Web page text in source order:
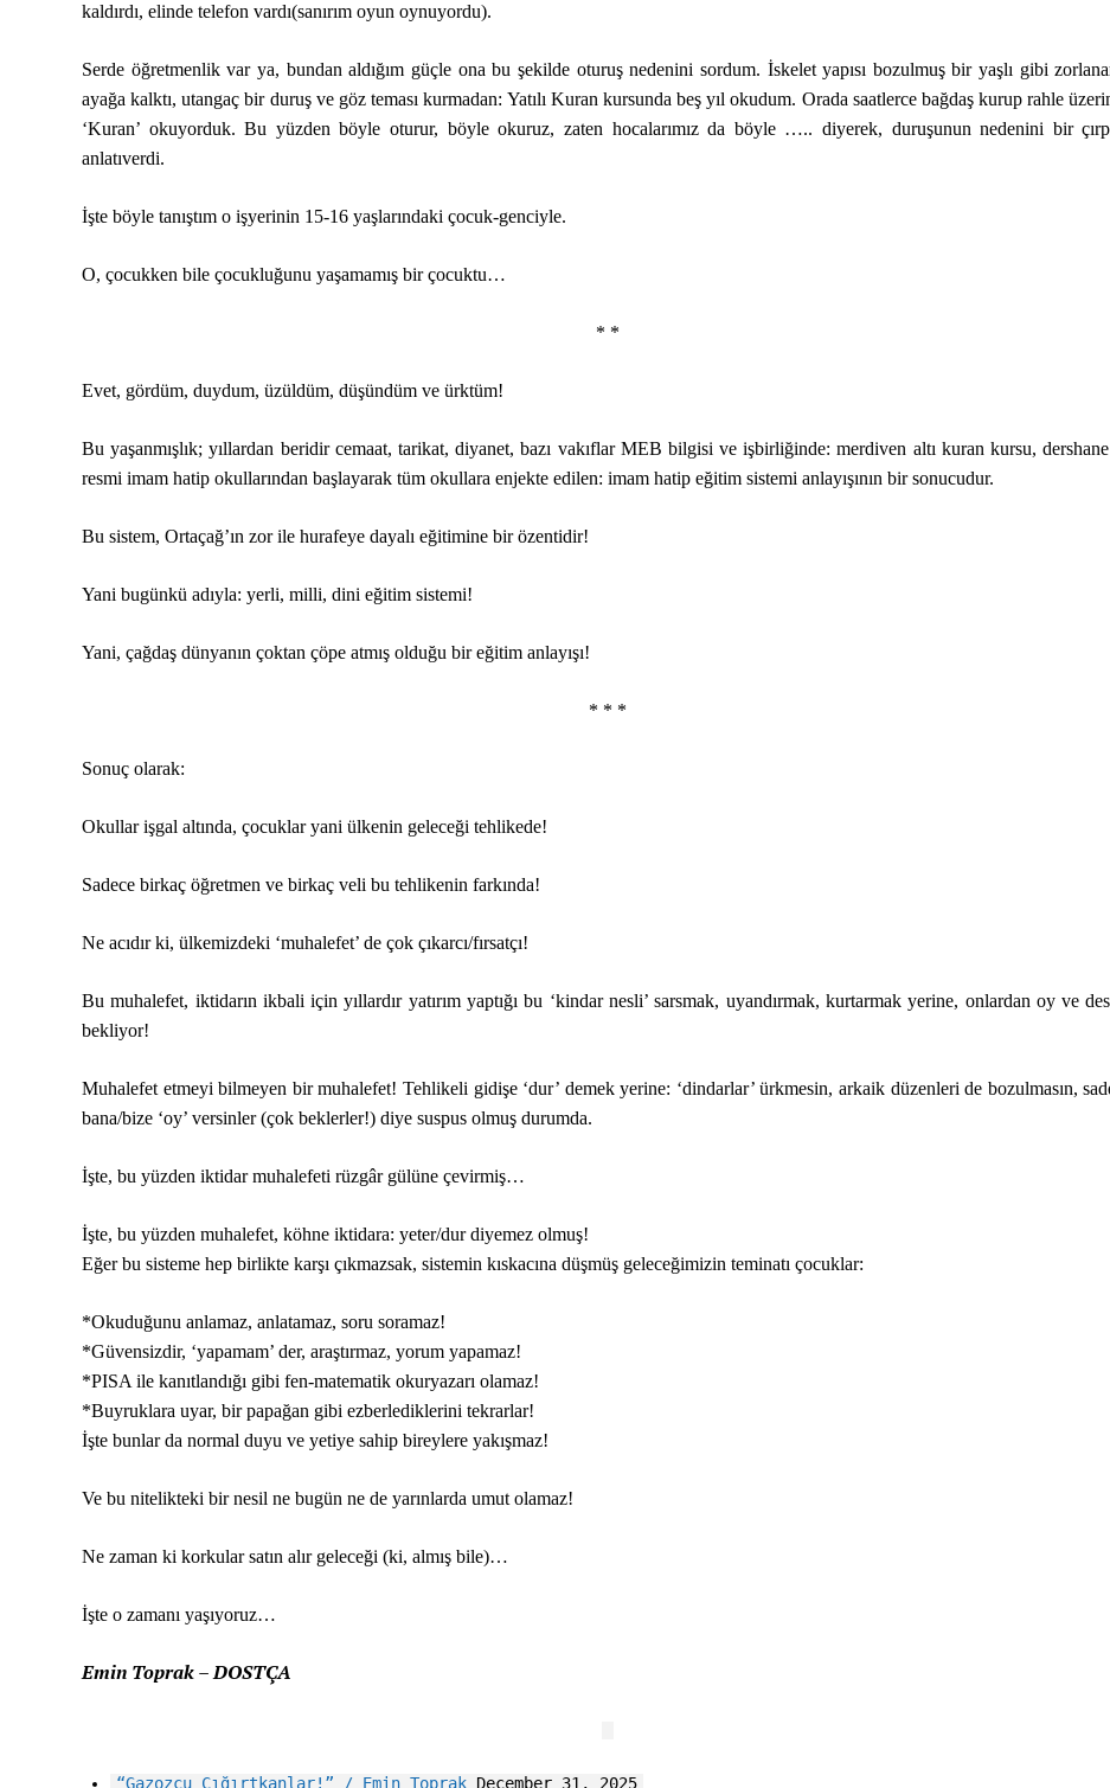
kaldırdı, elinde telefon vardı(sanırım oyun oynuyordu).
Serde öğretmenlik var ya, bundan aldığım güçle ona bu şekilde oturuş nedenini sordum. İskelet yapısı bozulmuş bir yaşlı gibi
ayağa kalktı, utangaç bir duruş ve göz teması kurmadan: Yatılı Kuran kursunda beş yıl okudum. Orada saatlerce bağdaş kurup rahle
‘Kuran’ okuyorduk. Bu yüzden böyle oturur, böyle okuruz, zaten hocalarımız da böyle ….. diyerek, duruşunun nedenini bir
anlatıverdi.
İşte böyle tanıştım o işyerinin 15-16 yaşlarındaki çocuk-genciyle.
O, çocukken bile çocukluğunu yaşamamış bir çocuktu…
* *
Evet, gördüm, duydum, üzüldüm, düşündüm ve ürktüm!
Bu yaşanmışlık; yıllardan beridir cemaat, tarikat, diyanet, bazı vakıflar MEB bilgisi ve işbirliğinde: merdiven altı kuran kursu,
resmi imam hatip okullarından başlayarak tüm okullara enjekte edilen: imam hatip eğitim sistemi anlayışının bir sonucudur.
Bu sistem, Ortaçağ’ın zor ile hurafeye dayalı eğitimine bir özentidir!
Yani bugünkü adıyla: yerli, milli, dini eğitim sistemi!
Yani, çağdaş dünyanın çoktan çöpe atmış olduğu bir eğitim anlayışı!
* * *
Sonuç olarak:
Okullar işgal altında, çocuklar yani ülkenin geleceği tehlikede!
Sadece birkaç öğretmen ve birkaç veli bu tehlikenin farkında!
Ne acıdır ki, ülkemizdeki ‘muhalefet’ de çok çıkarcı/fırsatçı!
Bu muhalefet, iktidarın ikbali için yıllardır yatırım yaptığı bu ‘kindar nesli’ sarsmak, uyandırmak, kurtarmak yerine, onlardan oy ve
bekliyor!
Muhalefet etmeyi bilmeyen bir muhalefet! Tehlikeli gidişe ‘dur’ demek yerine: ‘dindarlar’ ürkmesin, arkaik düzenleri de bozulmasın,
bana/bize ‘oy’ versinler (çok beklerler!) diye suspus olmuş durumda.
İşte, bu yüzden iktidar muhalefeti rüzgâr gülüne çevirmiş…
İşte, bu yüzden muhalefet, köhne iktidara: yeter/dur diyemez olmuş!
Eğer bu sisteme hep birlikte karşı çıkmazsak, sistemin kıskacına düşmüş geleceğimizin teminatı çocuklar:
*Okuduğunu anlamaz, anlatamaz, soru soramaz!
*Güvensizdir, ‘yapamam’ der, araştırmaz, yorum yapamaz!
*PISA ile kanıtlandığı gibi fen-matematik okuryazarı olamaz!
*Buyruklara uyar, bir papağan gibi ezberlediklerini tekrarlar!
İşte bunlar da normal duyu ve yetiye sahip bireylere yakışmaz!
Ve bu nitelikteki bir nesil ne bugün ne de yarınlarda umut olamaz!
Ne zaman ki korkular satın alır geleceği (ki, almış bile)…
İşte o zamanı yaşıyoruz…
Emin Toprak – DOSTÇA
“Gazozcu Çığırtkanlar!” / Emin Toprak December 31, 2025